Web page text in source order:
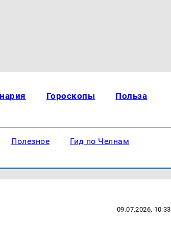
Гороскопы Польза
Полезное Гид по Челнам
09.07.2026, 10:33